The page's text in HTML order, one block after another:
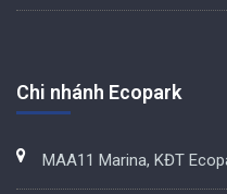
Chi nhánh Ecopark
MAA11 Marina, KĐT